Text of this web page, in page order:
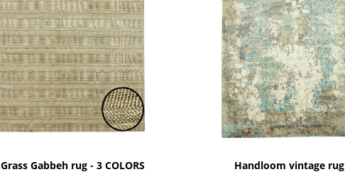
Grass Gabbeh rug - 3 COLORS Handloom vintage rug